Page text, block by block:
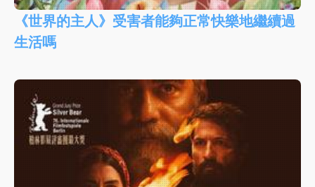
《世界的主人》受害者能夠正常快樂地繼續過
生活嗎